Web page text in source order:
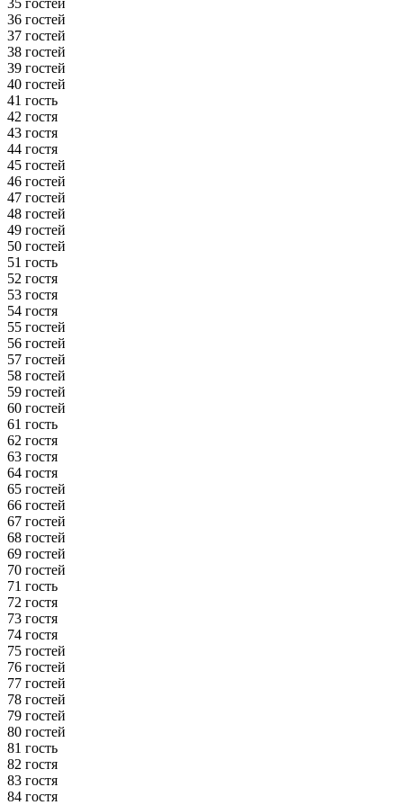
36 гостей
37 гостей
38 гостей
39 гостей
40 гостей
41 гость
42 гостя
43 гостя
44 гостя
45 гостей
46 гостей
47 гостей
48 гостей
49 гостей
50 гостей
51 гость
52 гостя
53 гостя
54 гостя
55 гостей
56 гостей
57 гостей
58 гостей
59 гостей
60 гостей
61 гость
62 гостя
63 гостя
64 гостя
65 гостей
66 гостей
67 гостей
68 гостей
69 гостей
70 гостей
71 гость
72 гостя
73 гостя
74 гостя
75 гостей
76 гостей
77 гостей
78 гостей
79 гостей
80 гостей
81 гость
82 гостя
83 гостя
84 гостя